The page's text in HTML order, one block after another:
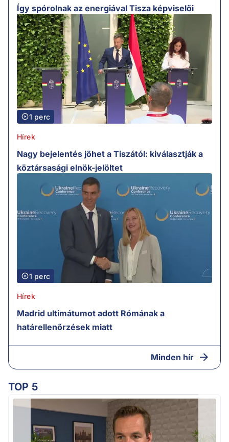
Így spórolnak az energiával Tisza képviselői
1 perc
Hírek
Nagy bejelentés jöhet a Tiszától: kiválasztják a
köztársasági elnök-jelöltet
1 perc
Hírek
Madrid ultimátumot adott Rómának a
határellenőrzések miatt
Minden hír
TOP 5